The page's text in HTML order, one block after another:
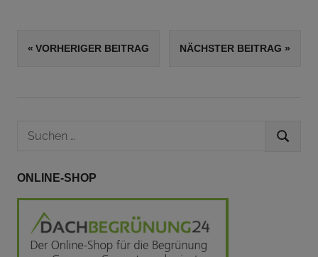
DACHBEGRÜNUNG
Beitrags-
VORHERIGER BEITRAG NÄCHSTER BEITRAG
Suchen
SUCHEN
ONLINE-SHOP